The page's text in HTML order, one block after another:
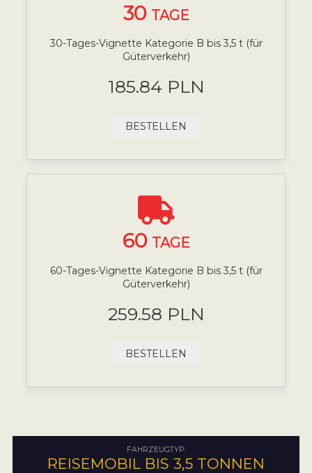
30 TAGE
30-Tages-Vignette Kategorie B bis 3,5 t (für
Güterverkehr)
185.84 PLN
BESTELLEN
60 TAGE
60-Tages-Vignette Kategorie B bis 3,5 t (für
Güterverkehr)
259.58 PLN
BESTELLEN
FAHRZEUGTYP:
REISEMOBIL BIS 3,5 TONNEN